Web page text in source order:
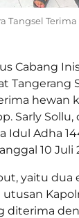
Tangsel
Cabang
Tangerang
hewan
Sarly Sollu,
Idul Adha
10 Juli
yaitu dua
diterima